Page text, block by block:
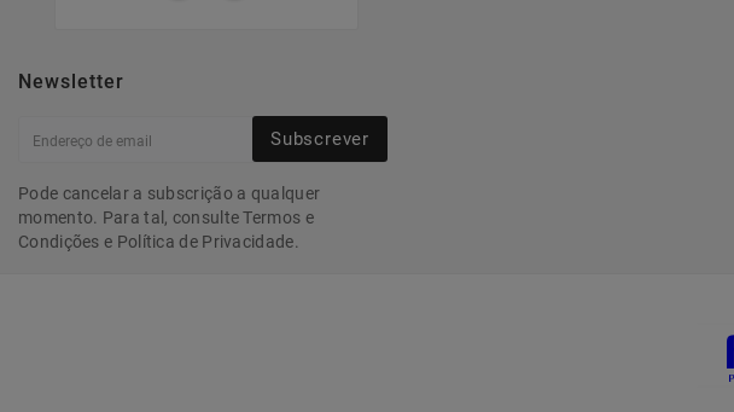
Newsletter
Subscrever
Pode cancelar a subscrição a qualquer
momento. Para tal, consulte Termos e
Condições e Política de Privacidade.